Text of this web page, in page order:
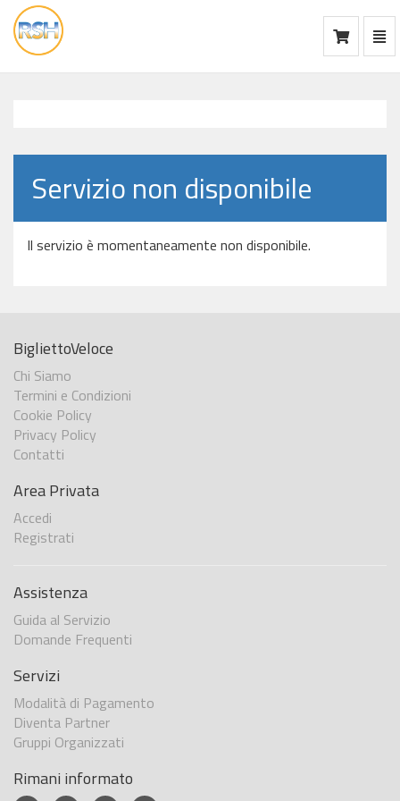
vai
alla
Servizio non disponibile
Il servizio è momentaneamente non disponibile.
BigliettoVeloce
Chi Siamo
Termini e Condizioni
Cookie Policy
Privacy Policy
Contatti
Area Privata
Accedi
Registrati
Assistenza
Guida al Servizio
Domande Frequenti
Servizi
Modalità di Pagamento
Diventa Partner
Gruppi Organizzati
Rimani informato